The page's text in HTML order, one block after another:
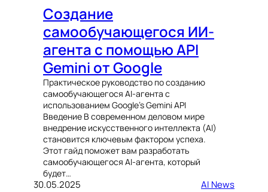
Создание
самообучающегося ИИ-
агента с помощью API
Gemini от Google
Практическое руководство по созданию
самообучающегося AI-агента с
использованием Google’s Gemini API
Введение В современном деловом мире
внедрение искусственного интеллекта (AI)
становится ключевым фактором успеха.
Этот гайд поможет вам разработать
самообучающегося AI-агента, который
будет…
30.05.2025 AI News